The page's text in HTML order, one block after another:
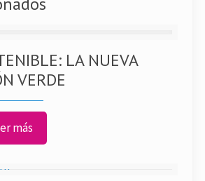
LA NUEVA
VERDE
más